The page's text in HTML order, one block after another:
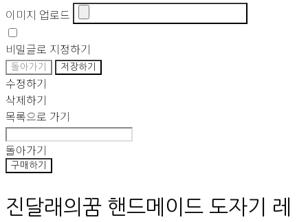
이미지 업로드
비밀글로 지정하기
돌아가기 저장하기
수정하기
삭제하기
목록으로 가기
돌아가기
구매하기
진달래의꿈 핸드메이드 도자기 레